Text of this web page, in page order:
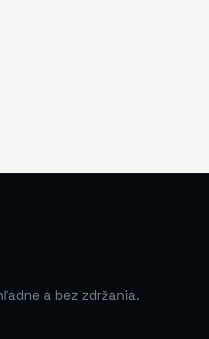
a bez zdržania.